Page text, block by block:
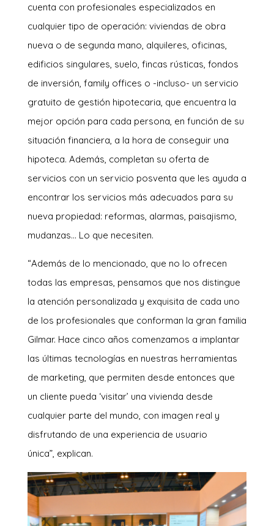
cuenta con profesionales especializados en
cualquier tipo de operación: viviendas de obra
nueva o de segunda mano, alquileres, oficinas,
edificios singulares, suelo, fincas rústicas, fondos
de inversión, family offices o -incluso- un servicio
gratuito de gestión hipotecaria, que encuentra la
mejor opción para cada persona, en función de su
situación financiera, a la hora de conseguir una
hipoteca. Además, completan su oferta de
servicios con un servicio posventa que les ayuda a
encontrar los servicios más adecuados para su
nueva propiedad: reformas, alarmas, paisajismo,
mudanzas… Lo que necesiten.
“Además de lo mencionado, que no lo ofrecen
todas las empresas, pensamos que nos distingue
la atención personalizada y exquisita de cada uno
de los profesionales que conforman la gran familia
Gilmar. Hace cinco años comenzamos a implantar
las últimas tecnologías en nuestras herramientas
de marketing, que permiten desde entonces que
un cliente pueda ‘visitar’ una vivienda desde
cualquier parte del mundo, con imagen real y
disfrutando de una experiencia de usuario
única”, explican.